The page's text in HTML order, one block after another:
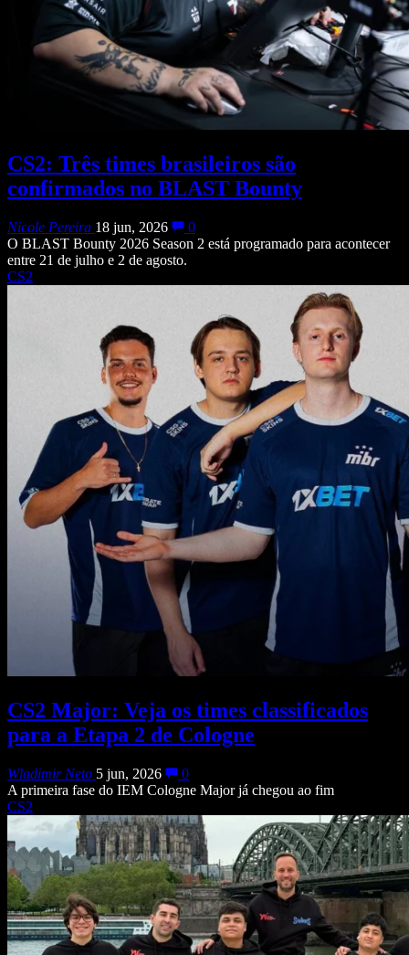
CS2: Três times brasileiros são
confirmados no BLAST Bounty
Nicole Pereira 18 jun, 2026
0
O BLAST Bounty 2026 Season 2 está programado para acontecer
entre 21 de julho e 2 de agosto.
CS2
CS2 Major: Veja os times classificados
para a Etapa 2 de Cologne
Wladimir Neto 5 jun, 2026
0
A primeira fase do IEM Cologne Major já chegou ao fim
CS2